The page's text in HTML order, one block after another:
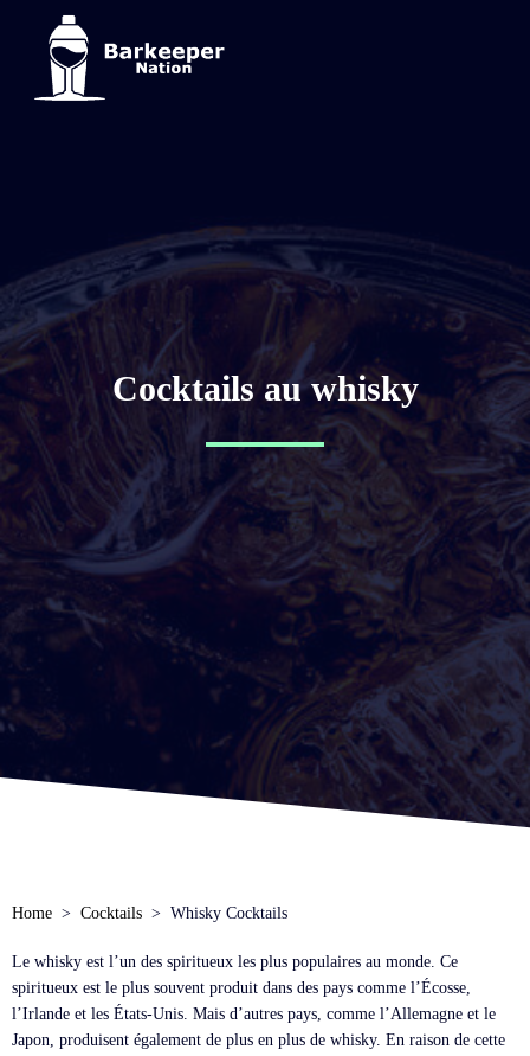
Cocktails au whisky
Home Cocktails Whisky Cocktails
Le whisky est l’un des spiritueux les plus populaires au monde. Ce
spiritueux est le plus souvent produit dans des pays comme l’Écosse,
l’Irlande et les États-Unis. Mais d’autres pays, comme l’Allemagne et le
Japon, produisent également de plus en plus de whisky. En raison de cette